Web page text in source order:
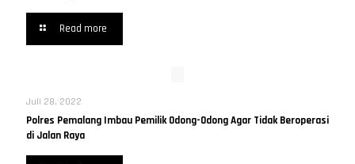
Read more
Juli 28, 2022
Polres Pemalang Imbau Pemilik Odong-Odong Agar Tidak Beroperasi
di Jalan Raya